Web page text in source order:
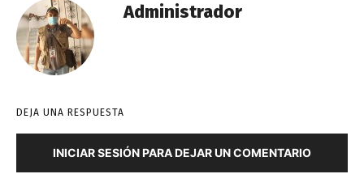
Administrador
DEJA UNA RESPUESTA
INICIAR SESIÓN PARA DEJAR UN COMENTARIO